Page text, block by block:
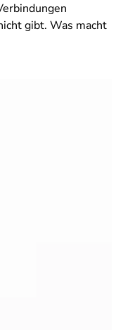
gibt. Was macht